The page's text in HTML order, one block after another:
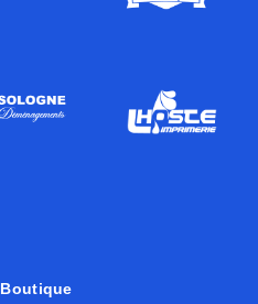
Boutique